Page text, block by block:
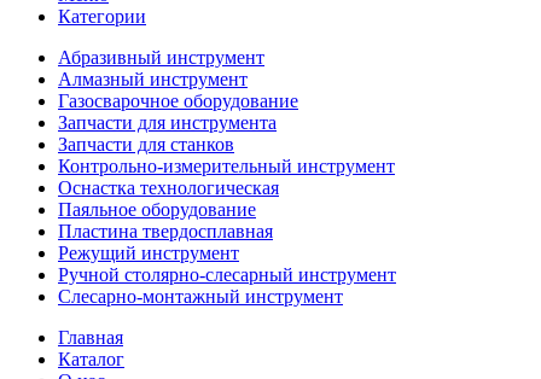
Категории
Абразивный инструмент
Алмазный инструмент
Газосварочное оборудование
Запчасти для инструмента
Запчасти для станков
Контрольно-измерительный инструмент
Оснастка технологическая
Паяльное оборудование
Пластина твердосплавная
Режущий инструмент
Ручной столярно-слесарный инструмент
Слесарно-монтажный инструмент
Главная
Каталог